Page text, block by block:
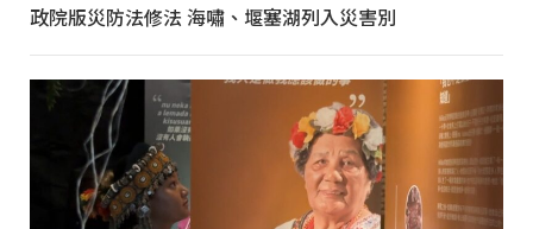
政院版災防法修法 海嘯、堰塞湖列入災害別